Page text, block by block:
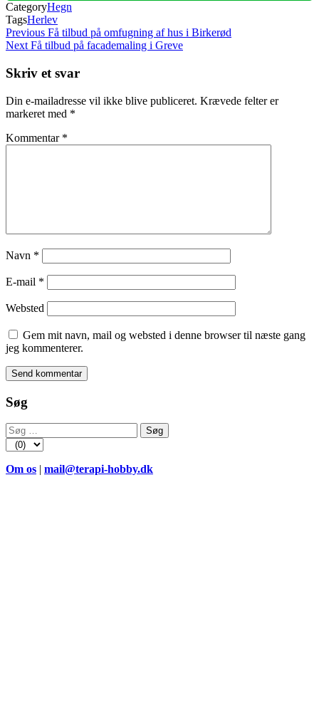
CategoryHegn
TagsHerlev
Indlægsnavigation
Previous
Post
Previous Få tilbud på omfugning af hus i Birkerød
Next
Next Få tilbud på facademaling i Greve
Skriv et svar
Din e-mailadresse vil ikke blive publiceret. Krævede felter er
markeret med *
Kommentar *
Navn *
E-mail *
Websted
Gem mit navn, mail og websted i denne browser til næste gang
jeg kommenterer.
Søg
Søg
efter:
Om os | mail@terapi-hobby.dk